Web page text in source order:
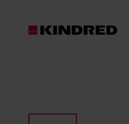
Produits